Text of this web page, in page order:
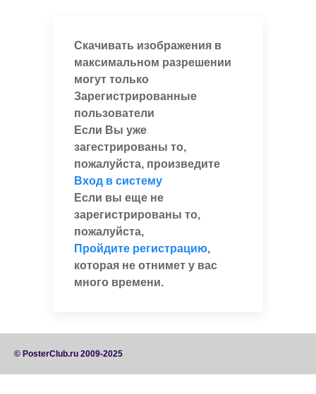
Скачивать изображения в
максимальном разрешении
могут только
Зарегистрированные
пользователи
Если Вы уже
загестрированы то,
пожалуйста, произведите
Вход в систему
Если вы еще не
зарегистрированы то,
пожалуйста,
Пройдите регистрацию,
которая не отнимет у вас
много времени.
© PosterClub.ru 2009-2025